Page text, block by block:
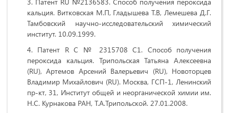
кальция. Витковская М.П, Гладышева Т.В, Лемешева Д.Г.
Тамбовский научно-исследовательский химический
институт. 10.09.1999.
Патент R С № 2315708 C1. Способ получения
пероксида кальция. Трипольская Татьяна Алексеевна
(RU), Артемов Арсений Валерьевич (RU), Новоторцев
Владимир Михайлович (RU). Москва, ГСП-1, Ленинский
пр-кт, 31, Институт общей и неорганической химии им.
Н.С. Курнакова РАН, Т.А.Трипольской. 27.01.2008.